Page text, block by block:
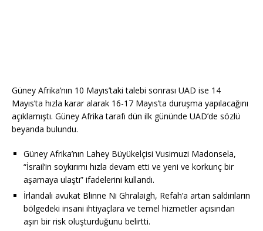
Güney Afrika’nın 10 Mayıs’taki talebi sonrası UAD ise 14
Mayıs’ta hızla karar alarak 16-17 Mayıs’ta duruşma yapılacağını
açıklamıştı. Güney Afrika tarafı dün ilk gününde UAD’de sözlü
beyanda bulundu.
Güney Afrika’nın Lahey Büyükelçisi Vusimuzi Madonsela,
“İsrail’in soykırımı hızla devam etti ve yeni ve korkunç bir
aşamaya ulaştı” ifadelerini kullandı.
İrlandalı avukat Blinne Ni Ghralaigh, Refah’a artan saldırıların
bölgedeki insani ihtiyaçlara ve temel hizmetler açısından
aşırı bir risk oluşturduğunu belirtti.